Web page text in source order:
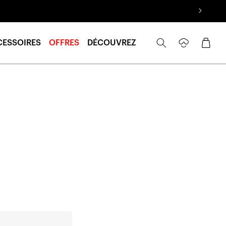
OFFRES DÉCOUVREZ
connecter
Panier